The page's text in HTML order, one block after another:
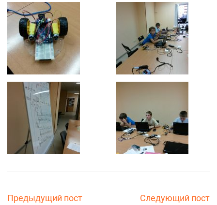
Предыдущий пост Следующий пост